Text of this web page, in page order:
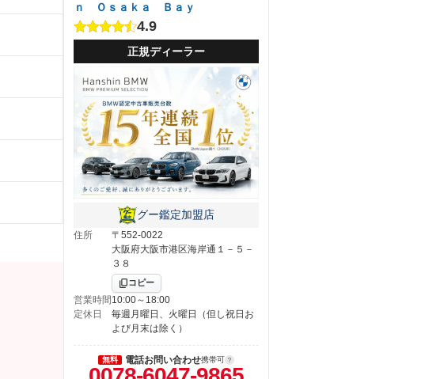
ｎ Ｏｓａｋａ Ｂａｙ
4.9
正規ディーラー
グー鑑定加盟店
住所
〒552-0022
大阪府大阪市港区海岸通１－５－
３８
コピー
営業時間10:00～18:00
定休日
毎週月曜日、火曜日（但し祝日お
よび月末は除く）
無料 電話お問い合わせ携帯可